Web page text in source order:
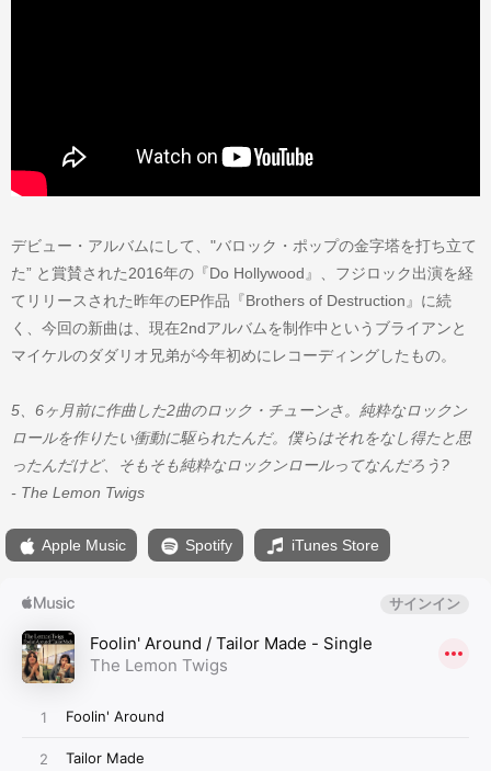
デビュー・アルバムにして、"バロック・ポップの金字塔を打ち立て
た” と賞賛された2016年の『Do Hollywood』、フジロック出演を経
てリリースされた昨年のEP作品『Brothers of Destruction』に続
く、今回の新曲は、現在2ndアルバムを制作中というブライアンと
マイケルのダダリオ兄弟が今年初めにレコーディングしたもの。
5、6ヶ月前に作曲した2曲のロック・チューンさ。純粋なロックン
ロールを作りたい衝動に駆られたんだ。僕らはそれをなし得たと思
ったんだけど、そもそも純粋なロックンロールってなんだろう?
- The Lemon Twigs
Apple Music Spotify iTunes Store